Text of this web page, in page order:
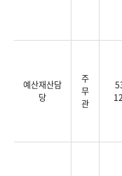
예산재산담
당
주
무
관